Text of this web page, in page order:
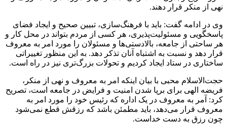
نهی از منکر قرار دهند.
وی در ادامه گفت: باید با فرهنگ‌سازی، تبیین صحیح و ایجاد فضای
پاسخگویی و مسئولیت‌پذیری، هر کسی از مردم بتواند در محل کار و
هر ساحتی از جامعه، بالادستی‌ها و مسئولان را مورد امر به معروف
قرار دهد و نسبت به اشتباه آنان تذکر دهد. به این منظور تغییراتی
ساختاری در ستاد ایجاد کردیم و تحولات بزرگ‌تری نیز در راه است.
حجت‌الاسلام محبی با بیان اینکه امر به معروف و نهی از منکر،
فریضه الهی برای برپا شدن امنیت و فرایض در جامعه است، تصریح
کرد: آمر به معروف در یک اداره که رئیس خود را مورد امر به
معروف قرار می‌دهد، باید مطمئن باشد که رزقش قطع نمی‌شود
چون رزق به دست خداست.